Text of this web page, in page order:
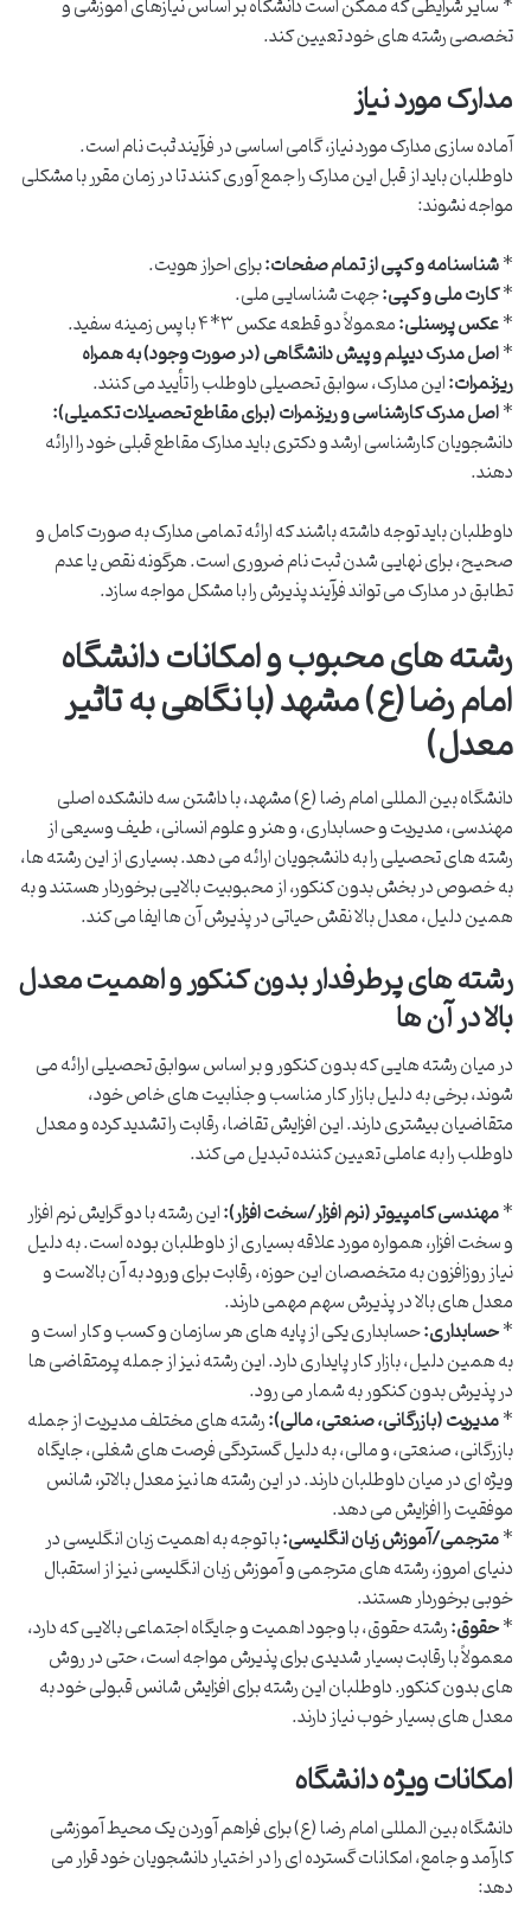
تخصصی رشته های خود تعیین کند.
مدارک مورد نیاز
آماده سازی مدارک مورد نیاز، گامی اساسی در فرآیند ثبت نام است.
داوطلبان باید از قبل این مدارک را جمع آوری کنند تا در زمان مقرر با مشکلی
مواجه نشوند:
*شناسنامه و کپی از تمام صفحات:برای احراز هویت.
*کارت ملی و کپی:جهت شناسایی ملی.
*عکس پرسنلی:معمولاً دو قطعه عکس ۳*۴ با پس زمینه سفید.
*اصل مدرک دیپلم و پیش دانشگاهی (در صورت وجود) به همراه
ریزنمرات:این مدارک، سوابق تحصیلی داوطلب را تأیید می کنند.
*اصل مدرک کارشناسی و ریزنمرات (برای مقاطع تحصیلات تکمیلی):
دانشجویان کارشناسی ارشد و دکتری باید مدارک مقاطع قبلی خود را ارائه
دهند.
داوطلبان باید توجه داشته باشند که ارائه تمامی مدارک به صورت کامل و
صحیح، برای نهایی شدن ثبت نام ضروری است. هرگونه نقص یا عدم
تطابق در مدارک می تواند فرآیند پذیرش را با مشکل مواجه سازد.
رشته های محبوب و امکانات دانشگاه
امام رضا (ع) مشهد (با نگاهی به تاثیر
معدل)
دانشگاه بین المللی امام رضا (ع) مشهد، با داشتن سه دانشکده اصلی
مهندسی، مدیریت و حسابداری، و هنر و علوم انسانی، طیف وسیعی از
رشته های تحصیلی را به دانشجویان ارائه می دهد. بسیاری از این رشته ها،
به خصوص در بخش بدون کنکور، از محبوبیت بالایی برخوردار هستند و به
همین دلیل، معدل بالا نقش حیاتی در پذیرش آن ها ایفا می کند.
رشته های پرطرفدار بدون کنکور و اهمیت معدل
بالا در آن ها
در میان رشته هایی که بدون کنکور و بر اساس سوابق تحصیلی ارائه می
شوند، برخی به دلیل بازار کار مناسب و جذابیت های خاص خود،
متقاضیان بیشتری دارند. این افزایش تقاضا، رقابت را تشدید کرده و معدل
داوطلب را به عاملی تعیین کننده تبدیل می کند.
*مهندسی کامپیوتر (نرم افزار/سخت افزار):این رشته با دو گرایش نرم افزار
و سخت افزار، همواره مورد علاقه بسیاری از داوطلبان بوده است. به دلیل
نیاز روزافزون به متخصصان این حوزه، رقابت برای ورود به آن بالاست و
معدل های بالا در پذیرش سهم مهمی دارند.
*حسابداری:حسابداری یکی از پایه های هر سازمان و کسب و کار است و
به همین دلیل، بازار کار پایداری دارد. این رشته نیز از جمله پرمتقاضی ها
در پذیرش بدون کنکور به شمار می رود.
*مدیریت (بازرگانی، صنعتی، مالی):رشته های مختلف مدیریت از جمله
بازرگانی، صنعتی، و مالی، به دلیل گستردگی فرصت های شغلی، جایگاه
ویژه ای در میان داوطلبان دارند. در این رشته ها نیز معدل بالاتر، شانس
موفقیت را افزایش می دهد.
*مترجمی/آموزش زبان انگلیسی:با توجه به اهمیت زبان انگلیسی در
دنیای امروز، رشته های مترجمی و آموزش زبان انگلیسی نیز از استقبال
خوبی برخوردار هستند.
*حقوق:رشته حقوق، با وجود اهمیت و جایگاه اجتماعی بالایی که دارد،
معمولاً با رقابت بسیار شدیدی برای پذیرش مواجه است، حتی در روش
های بدون کنکور. داوطلبان این رشته برای افزایش شانس قبولی خود به
معدل های بسیار خوب نیاز دارند.
امکانات ویژه دانشگاه
دانشگاه بین المللی امام رضا (ع) برای فراهم آوردن یک محیط آموزشی
کارآمد و جامع، امکانات گسترده ای را در اختیار دانشجویان خود قرار می
دهد: